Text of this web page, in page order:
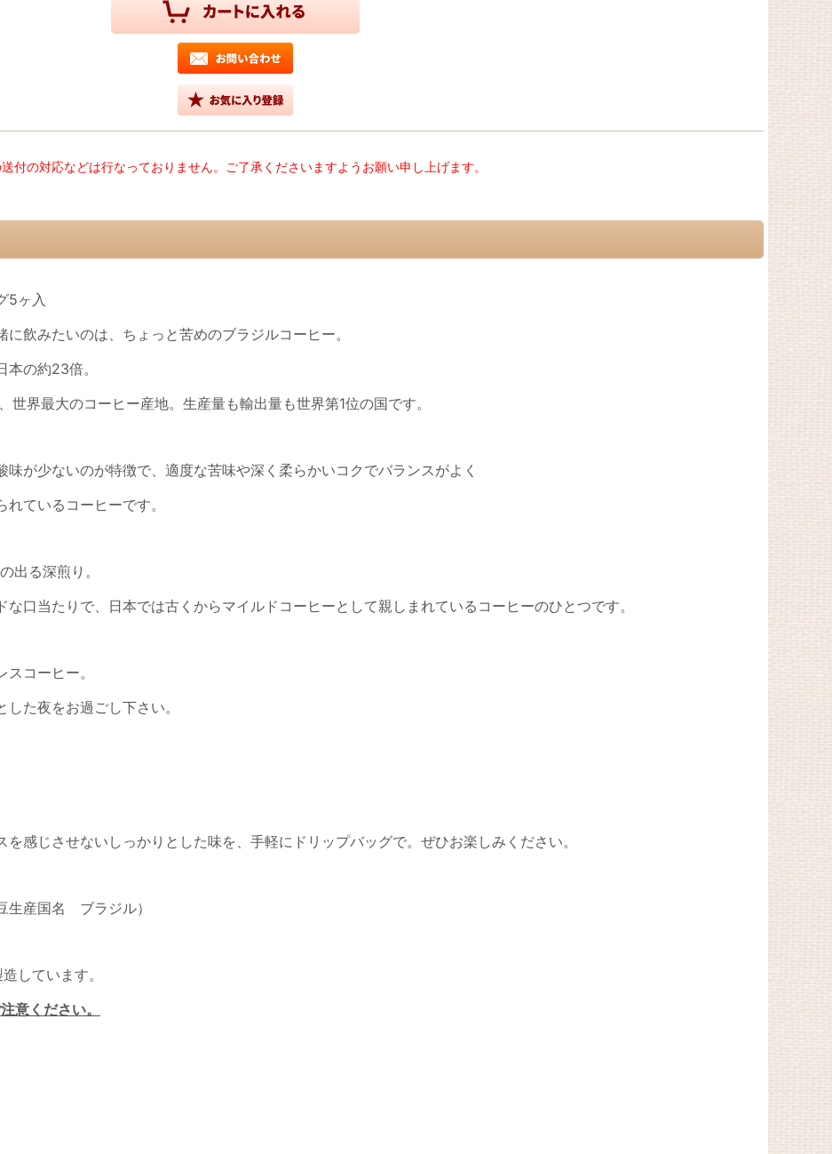
付の対応などは行なっておりません。ご了承くださいますようお願い申し上げます。
5ヶ入
飲みたいのは、ちょっと苦めのブラジルコーヒー。
の約23倍。
界最大のコーヒー産地。生産量も輸出量も世界第1位の国です。
が少ないのが特徴で、適度な苦味や深く柔らかいコクでバランスがよく
ているコーヒーです。
出る深煎り。
口当たりで、日本では古くからマイルドコーヒーとして親しまれているコーヒーのひとつです。
コーヒー。
た夜をお過ごし下さい。
感じさせないしっかりとした味を、手軽にドリップバッグで。ぜひお楽しみください。
生産国名 ブラジル）
しています。
意ください。